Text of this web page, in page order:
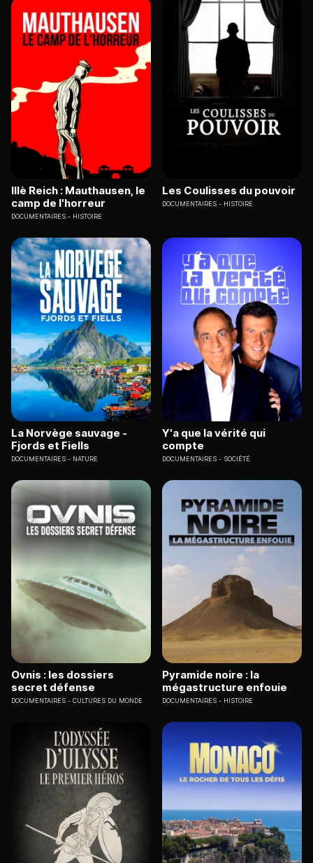
IIIè Reich : Mauthausen, le
camp de l'horreur
DOCUMENTAIRES HISTOIRE
Les Coulisses du pouvoir
DOCUMENTAIRES HISTOIRE
La Norvège sauvage -
Fjords et Fiells
DOCUMENTAIRES NATURE
Y'a que la vérité qui
compte
DOCUMENTAIRES SOCIÉTÉ
Ovnis : les dossiers
secret défense
DOCUMENTAIRES CULTURES DU MONDE
Pyramide noire : la
mégastructure enfouie
DOCUMENTAIRES HISTOIRE